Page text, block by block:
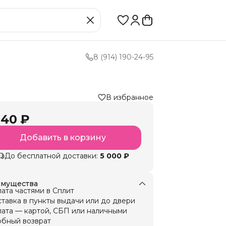
8 (914) 190-24-95
В избранное
₽
Добавить в корзину
До бесплатной доставки: 5 000 ₽
частями в Сплит
в пункты выдачи или до двери
— картой, СБП или наличными
возврат